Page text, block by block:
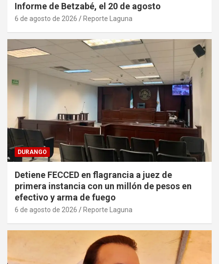
Informe de Betzabé, el 20 de agosto
6 de agosto de 2026 Reporte Laguna
DURANGO
Detiene FECCED en flagrancia a juez de
primera instancia con un millón de pesos en
efectivo y arma de fuego
6 de agosto de 2026 Reporte Laguna